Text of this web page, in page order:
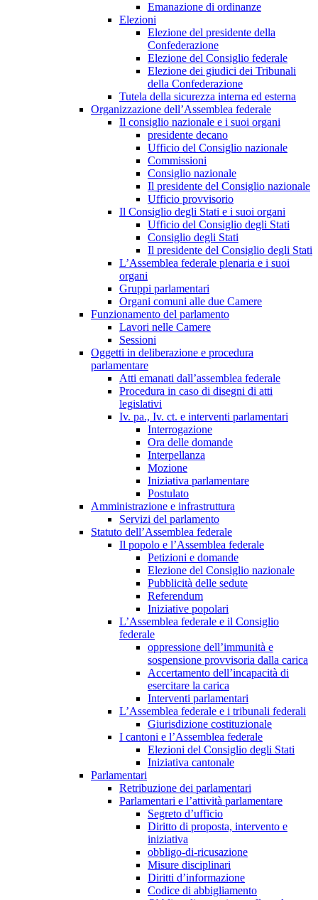
Emanazione di ordinanze
Elezioni
Elezione del presidente della
Confederazione
Elezione del Consiglio federale
Elezione dei giudici dei Tribunali
della Confederazione
Tutela della sicurezza interna ed esterna
Organizzazione dell’Assemblea federale
Il consiglio nazionale e i suoi organi
presidente decano
Ufficio del Consiglio nazionale
Commissioni
Consiglio nazionale
Il presidente del Consiglio nazionale
Ufficio provvisorio
Il Consiglio degli Stati e i suoi organi
Ufficio del Consiglio degli Stati
Consiglio degli Stati
Il presidente del Consiglio degli Stati
L’Assemblea federale plenaria e i suoi
organi
Gruppi parlamentari
Organi comuni alle due Camere
Funzionamento del parlamento
Lavori nelle Camere
Sessioni
Oggetti in deliberazione e procedura
parlamentare
Atti emanati dall’assemblea federale
Procedura in caso di disegni di atti
legislativi
Iv. pa., Iv. ct. e interventi parlamentari
Interrogazione
Ora delle domande
Interpellanza
Mozione
Iniziativa parlamentare
Postulato
Amministrazione e infrastruttura
Servizi del parlamento
Statuto dell’Assemblea federale
Il popolo e l’Assemblea federale
Petizioni e domande
Elezione del Consiglio nazionale
Pubblicità delle sedute
Referendum
Iniziative popolari
L’Assemblea federale e il Consiglio
federale
oppressione dell’immunità e
sospensione provvisoria dalla carica
Accertamento dell’incapacità di
esercitare la carica
Interventi parlamentari
L’Assemblea federale e i tribunali federali
Giurisdizione costituzionale
I cantoni e l’Assemblea federale
Elezioni del Consiglio degli Stati
Iniziativa cantonale
Parlamentari
Retribuzione dei parlamentari
Parlamentari e l’attività parlamentare
Segreto d’ufficio
Diritto di proposta, intervento e
iniziativa
obbligo-di-ricusazione
Misure disciplinari
Diritti d’informazione
Codice di abbigliamento